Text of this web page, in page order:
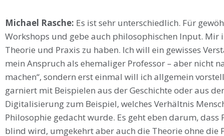
Michael Rasche: Es ist sehr unterschiedlich. Für
Workshops und gebe auch philosophischen Input. Mir
Theorie und Praxis zu haben. Ich will ein gewisses
mein Anspruch als ehemaliger Professor – aber nicht
machen“, sondern erst einmal will ich allgemein
garniert mit Beispielen aus der Geschichte oder aus
Digitalisierung zum Beispiel, welches Verhältnis
Philosophie gedacht wurde. Es geht eben darum,
blind wird, umgekehrt aber auch die Theorie ohne die